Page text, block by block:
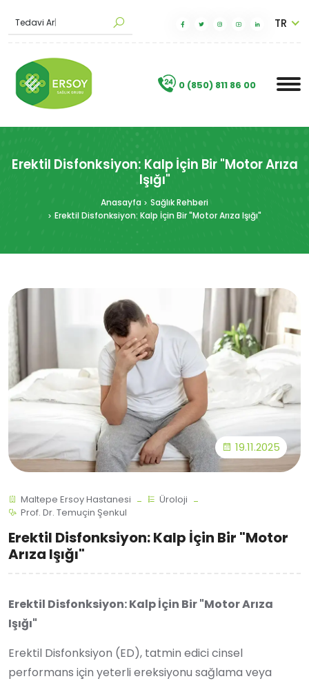
0 (850) 811 86 00
.
T| TR
Erektil Disfonksiyon: Kalp İçin Bir "Motor Arıza
Işığı"
Anasayfa
Sağlık Rehberi
Erektil Disfonksiyon: Kalp İçin Bir "Motor Arıza Işığı"
19.11.2025
Maltepe Ersoy Hastanesi
Üroloji
Prof. Dr. Temuçin Şenkul
Erektil Disfonksiyon: Kalp İçin Bir "Motor
Arıza Işığı"
Erektil Disfonksiyon: Kalp İçin Bir "Motor Arıza
Işığı"
Erektil Disfonksiyon (ED), tatmin edici cinsel
performans için yeterli ereksiyonu sağlama veya